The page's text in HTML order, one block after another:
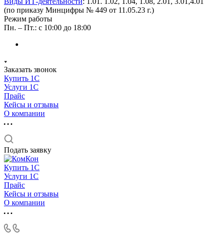
(по приказу Минцифры № 449 от 11.05.23 г.)
Режим работы
Пн. – Пт.: с 10:00 до 18:00
Заказать звонок
Купить 1С
Услуги 1С
Прайс
Кейсы и отзывы
О компании
Подать заявку
Купить 1С
Услуги 1С
Прайс
Кейсы и отзывы
О компании